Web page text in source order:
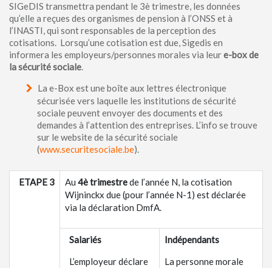
SIGeDIS transmettra pendant le 3è trimestre, les données
qu’elle a reçues des organismes de pension à l’ONSS et à
l’INASTI, qui sont responsables de la perception des
cotisations. Lorsqu’une cotisation est due, Sigedis en
informera les employeurs/personnes morales via leure-box de
la sécurité sociale.
La e-Box est une boîte aux lettres électronique
sécurisée vers laquelle les institutions de sécurité
sociale peuvent envoyer des documents et des
demandes à l’attention des entreprises. L’info se trouve
sur le website de la sécurité sociale
(www.securitesociale.be).
ETAPE 3 Au 4è trimestrede l’année N, la cotisation
Wijninckx due (pour l’année N-1) est déclarée
via la déclaration DmfA.
Salariés
L’employeur déclare
Indépendants
La personne morale